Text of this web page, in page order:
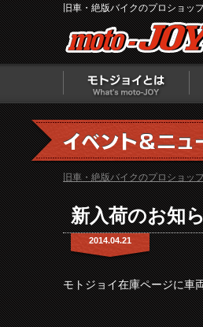
旧車・絶版バイクのプロショ
旧車・絶版バイクのプロショッ
新入荷のお知
2014.04.21
モトジョイ在庫ページに車